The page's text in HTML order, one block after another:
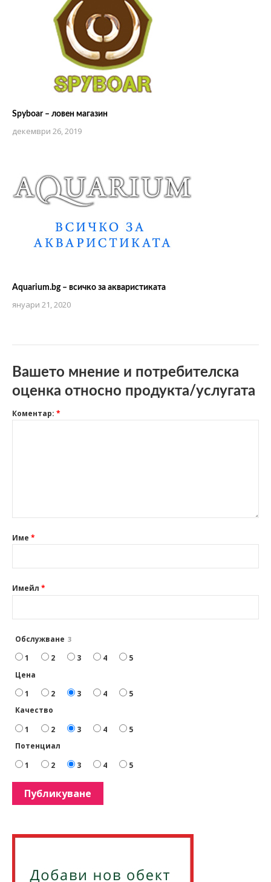
Spyboar – ловен магазин
декември 26, 2019
Aquarium.bg – всичко за акваристиката
януари 21, 2020
Вашето мнение и потребителска
оценка относно продукта/услугата
Коментар: *
Име *
Имейл *
Обслужване 3
1 2 3 4
5
Цена
1
2 3 4
5
Качество
1
2 3 4
5
Потенциал
1
2 3 4 5